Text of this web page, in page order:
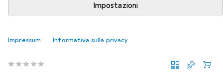
Impostazioni
Impressum Informativa sulla privacy
EUR
45,90